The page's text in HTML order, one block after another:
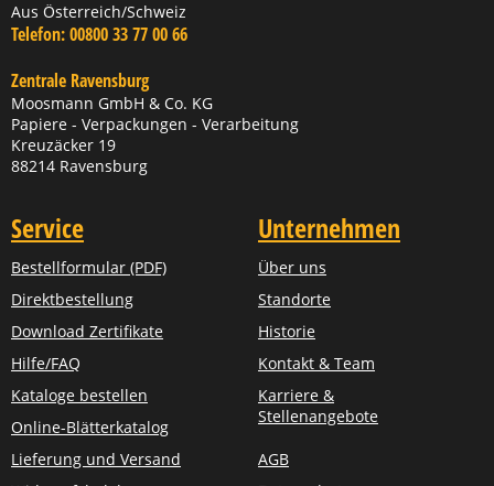
Aus Österreich/Schweiz
Telefon:00800 33 77 00 66
Zentrale Ravensburg
Moosmann GmbH & Co. KG
Papiere - Verpackungen - Verarbeitung
Kreuzäcker 19
88214 Ravensburg
Service
Bestellformular (PDF)
Direktbestellung
Download Zertifikate
Hilfe/FAQ
Kataloge bestellen
Online-Blätterkatalog
Lieferung und Versand
Unternehmen
Über uns
Standorte
Historie
Kontakt & Team
Karriere &
Stellenangebote
AGB